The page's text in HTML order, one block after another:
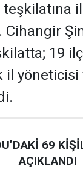
teşkilatına
19
il
69
AÇIKLANDI